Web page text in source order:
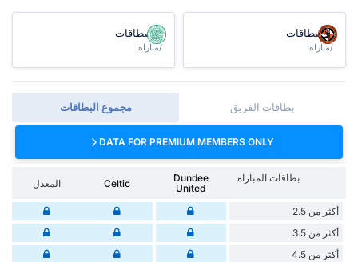
البطاقات
/مباراة
البطاقات
/مباراة
مجموع البطاقات بطاقات الفريق
DATA FOR PREMIUM MEMBERS ONLY
بطاقات المباراة
Dundee
United
Celtic المعدل
أكثر من 2.5
أكثر من 3.5
أكثر من 4.5